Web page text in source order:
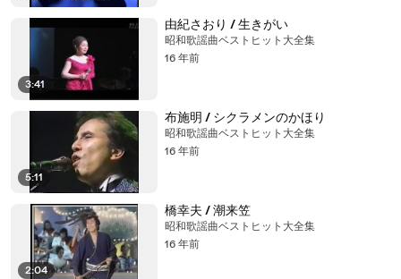
3:41
由紀さおり / 生きがい
昭和歌謡曲ベストヒット大全集
16 年前
5:11
布施明 / シクラメンのかほり
昭和歌謡曲ベストヒット大全集
16 年前
2:04
橋幸夫 / 潮来笠
昭和歌謡曲ベストヒット大全集
16 年前